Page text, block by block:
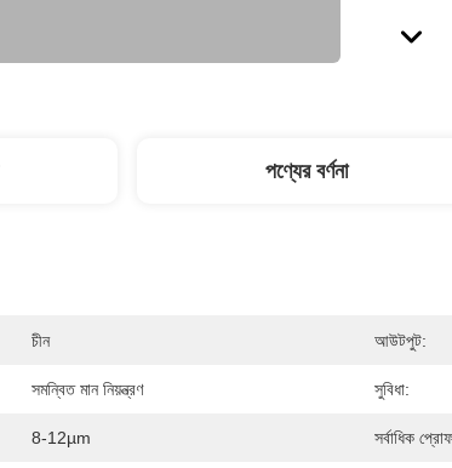
পণ্যের বর্ণনা
চীন আউটপুট:
সমন্বিত মান নিয়ন্ত্রণ সুবিধা:
8-12µm সর্বাধিক